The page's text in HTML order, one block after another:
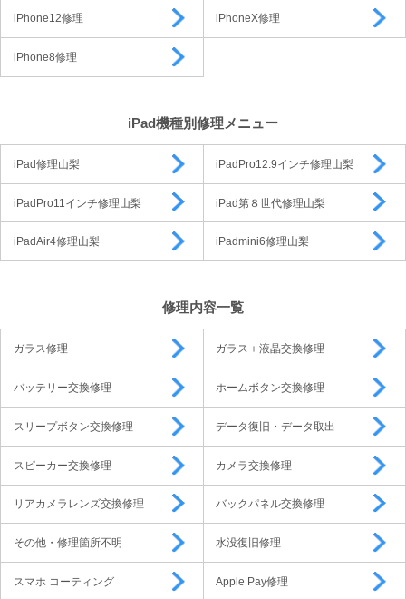
iPhone12修理 iPhoneX修理
iPhone8修理
iPad機種別修理メニュー
iPad修理山梨 iPadPro12.9インチ修理山梨
iPadPro11インチ修理山梨 iPad第８世代修理山梨
iPadAir4修理山梨 iPadmini6修理山梨
修理内容一覧
ガラス修理 ガラス＋液晶交換修理
バッテリー交換修理 ホームボタン交換修理
スリープボタン交換修理 データ復旧・データ取出
スピーカー交換修理 カメラ交換修理
リアカメラレンズ交換修理 バックパネル交換修理
その他・修理箇所不明 水没復旧修理
スマホ コーティング Apple Pay修理